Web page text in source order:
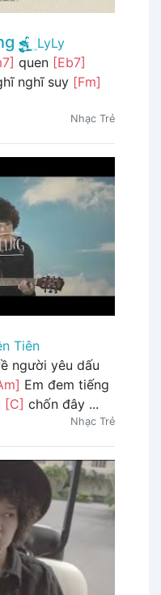
LyLy
quen [Eb7]
nghĩ suy [Fm]
Nhạc Trẻ
Tiên
người yêu dấu
Em đem tiếng
[C] chốn đây ...
Nhạc Trẻ